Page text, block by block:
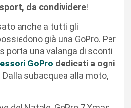
da condividere!
anche a tutti gli
già una GoPro. Per
porta una valanga di sconti
GoPro dedicati a ogni
. Dalla subacquea alla moto,